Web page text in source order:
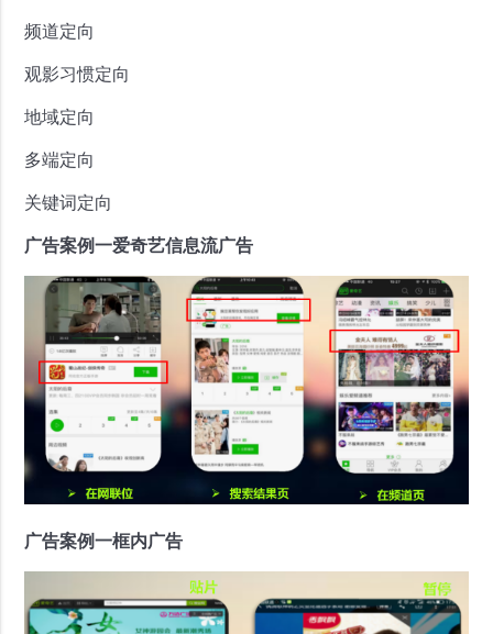
频道定向
观影习惯定向
地域定向
多端定向
关键词定向
广告案例一爱奇艺信息流广告
广告案例一框内广告